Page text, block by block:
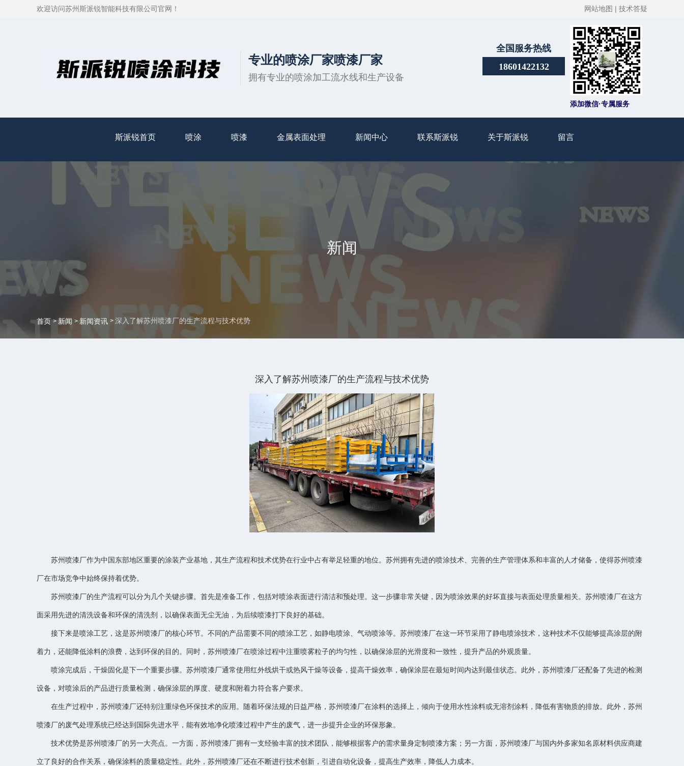
欢迎访问苏州斯派锐智能科技有限公司官网！ 网站地图 | 技术答疑
专业的喷涂厂家喷漆厂家
拥有专业的喷涂加工流水线和生产设备
全国服务热线
18601422132
添加微信·专属服务
斯派锐首页 喷涂 喷漆 金属表面处理 新闻中心 联系斯派锐 关于斯派锐 留言
新闻
首页>新闻 > 新闻资讯 > 深入了解苏州喷漆厂的生产流程与技术优势
深入了解苏州喷漆厂的生产流程与技术优势
苏州喷漆厂作为中国东部地区重要的涂装产业基地，其生产流程和技术优势在行业中占有举足轻重的地位。苏州拥有先进的喷涂技术、完善的生产管理体系和丰富的人才储备，使得苏州喷漆
厂在市场竞争中始终保持着优势。
苏州喷漆厂的生产流程可以分为几个关键步骤。首先是准备工作，包括对喷涂表面进行清洁和预处理。这一步骤非常关键，因为喷涂效果的好坏直接与表面处理质量相关。苏州喷漆厂在这方
面采用先进的清洗设备和环保的清洗剂，以确保表面无尘无油，为后续喷漆打下良好的基础。
接下来是喷涂工艺，这是苏州喷漆厂的核心环节。不同的产品需要不同的喷涂工艺，如静电喷涂、气动喷涂等。苏州喷漆厂在这一环节采用了静电喷涂技术，这种技术不仅能够提高涂层的附
着力，还能降低涂料的浪费，达到环保的目的。同时，苏州喷漆厂在喷涂过程中注重喷雾粒子的均匀性，以确保涂层的光滑度和一致性，提升产品的外观质量。
喷涂完成后，干燥固化是下一个重要步骤。苏州喷漆厂通常使用红外线烘干或热风干燥等设备，提高干燥效率，确保涂层在最短时间内达到最佳状态。此外，苏州喷漆厂还配备了先进的检测
设备，对喷涂后的产品进行质量检测，确保涂层的厚度、硬度和附着力符合客户要求。
在生产过程中，苏州喷漆厂还特别注重绿色环保技术的应用。随着环保法规的日益严格，苏州喷漆厂在涂料的选择上，倾向于使用水性涂料或无溶剂涂料，降低有害物质的排放。此外，苏州
喷漆厂的废气处理系统已经达到国际先进水平，能有效地净化喷漆过程中产生的废气，进一步提升企业的环保形象。
技术优势是苏州喷漆厂的另一大亮点。一方面，苏州喷漆厂拥有一支经验丰富的技术团队，能够根据客户的需求量身定制喷漆方案；另一方面，苏州喷漆厂与国内外多家知名原材料供应商建
立了良好的合作关系，确保涂料的质量稳定性。此外，苏州喷漆厂还在不断进行技术创新，引进自动化设备，提高生产效率，降低人力成本。